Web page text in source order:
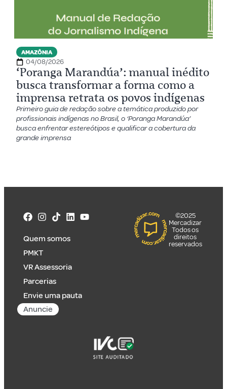
AMAZÔNIA
04/08/2026
‘Poranga Marandúa’: manual inédito
busca transformar a forma como a
imprensa retrata os povos indígenas
Primeiro guia de redação sobre a temática produzido por
profissionais indígenas no Brasil, o ‘Poranga Marandúa’
busca enfrentar estereótipos e qualificar a cobertura da
grande imprensa
Quem somos
PMKT
VR Assessoria
Parcerias
Envie uma pauta
Anuncie
©2025
Mercadizar
Todos os
direitos
reservados